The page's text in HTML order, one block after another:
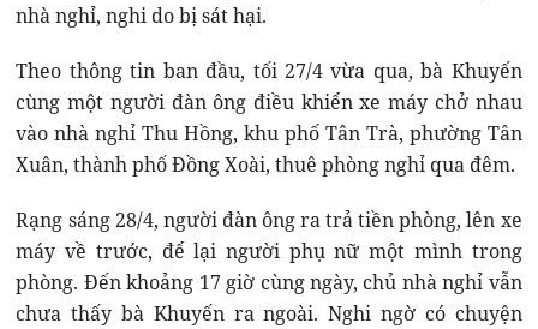
nhà nghỉ, nghi do bị sát hại.
Theo thông tin ban đầu, tối 27/4 vừa qua, bà Khuyến
cùng một người đàn ông điều khiển xe máy chở nhau
vào nhà nghỉ Thu Hồng, khu phố Tân Trà, phường Tân
Xuân, thành phố Đồng Xoài, thuê phòng nghỉ qua đêm.
Rạng sáng 28/4, người đàn ông ra trả tiền phòng, lên xe
máy về trước, để lại người phụ nữ một mình trong
phòng. Đến khoảng 17 giờ cùng ngày, chủ nhà nghỉ vẫn
chưa thấy bà Khuyến ra ngoài. Nghi ngờ có chuyện